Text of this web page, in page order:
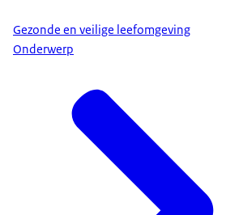
Gezonde en veilige leefomgeving
Onderwerp